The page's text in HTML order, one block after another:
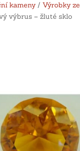
kameny/ Výrobky ze
výbrus – žluté sklo